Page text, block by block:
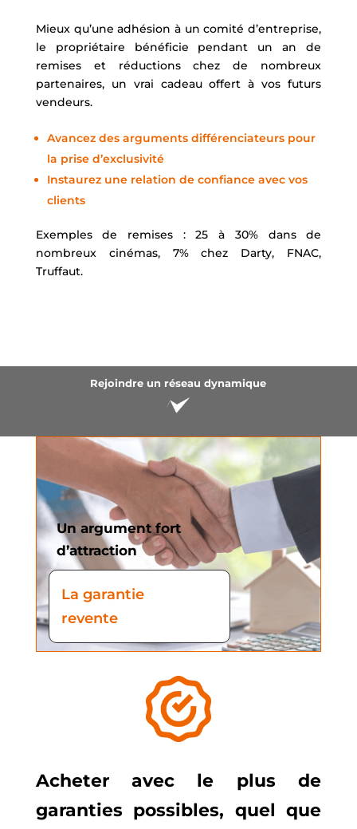
Mieux qu’une adhésion à un comité d’entreprise,
le propriétaire bénéficie pendant un an de
remises et réductions chez de nombreux
partenaires, un vrai cadeau offert à vos futurs
vendeurs.
Avancez des arguments différenciateurs pour
la prise d’exclusivité
Instaurez une relation de confiance avec vos
clients
Exemples de remises : 25 à 30% dans de
nombreux cinémas, 7% chez Darty, FNAC,
Truffaut.
Rejoindre un réseau dynamique
Un argument fort
d’attraction
La garantie
revente
Acheter avec le plus de
garanties possibles, quel que